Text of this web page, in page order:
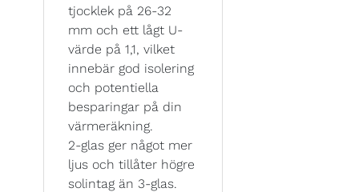
tjocklek på 26-32
mm och ett lågt U-
värde på 1,1, vilket
innebär god isolering
och potentiella
besparingar på din
värmeräkning.
2-glas ger något mer
ljus och tillåter högre
solintag än 3-glas.